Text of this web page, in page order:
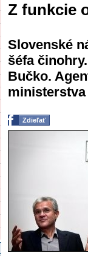
Z funkcie
Slovenské
šéfa
Bučko.
Zdieľať